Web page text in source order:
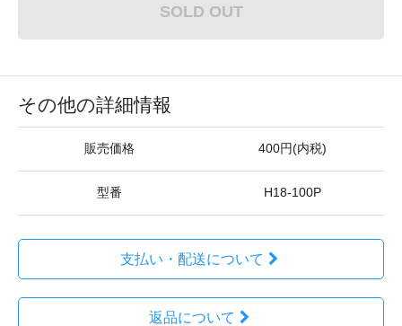
SOLD OUT
その他の詳細情報
販売価格 400円(内税)
型番 H18-100P
支払い・配送について
返品について